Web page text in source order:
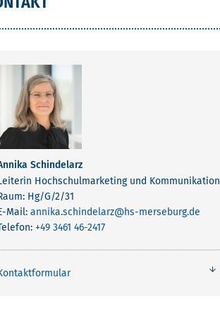
Schindelarz
Hochschulmarketing und Kommunikation
Hg/G/2/31
Mail: annika.schindelarz@hs-merseburg.de
+49 3461 46-2417